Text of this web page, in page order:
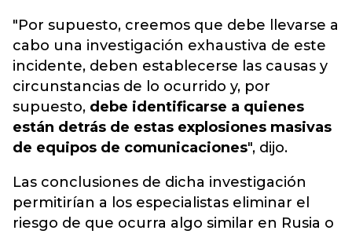
"Por supuesto, creemos que debe llevarse a
cabo una investigación exhaustiva de este
incidente, deben establecerse las causas y
circunstancias de lo ocurrido y, por
supuesto, debe identificarse a quienes
están detrás de estas explosiones masivas
de equipos de comunicaciones", dijo.
Las conclusiones de dicha investigación
permitirían a los especialistas eliminar el
riesgo de que ocurra algo similar en Rusia o